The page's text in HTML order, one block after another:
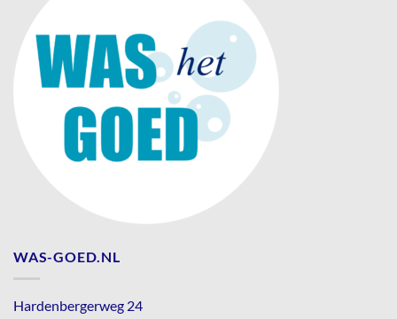
WAS-GOED.NL
Hardenbergerweg 24